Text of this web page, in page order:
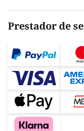
Prestador de